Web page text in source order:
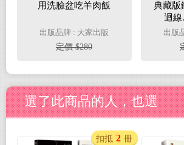
用洗臉盆吃羊肉飯
出版品牌 : 大家出版
定價 $280
典藏版
迴線
出版
選了此商品的人，也選
扣抵 2 冊